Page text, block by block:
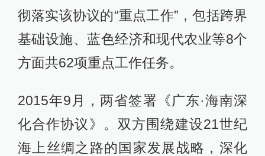
彻落实该协议的“重点工作”，包括跨界
基础设施、蓝色经济和现代农业等8个
方面共62项重点工作任务。
2015年9月，两省签署《广东·海南深
化合作协议》。双方围绕建设21世纪
海上丝绸之路的国家发展战略，深化